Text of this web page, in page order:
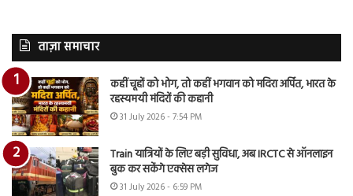
ताज़ा समाचार
कहीं चूहों को भोग, तो कहीं भगवान को मदिरा अर्पित, भारत के
रहस्यमयी मंदिरों की कहानी
31 July 2026 - 7:54 PM
Train यात्रियों के लिए बड़ी सुविधा, अब IRCTC से ऑनलाइन
बुक कर सकेंगे एक्सेस लगेज
31 July 2026 - 6:59 PM